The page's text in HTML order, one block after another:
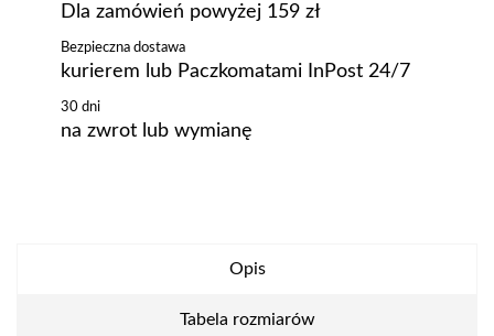
Dla zamówień powyżej 159 zł
Bezpieczna dostawa
kurierem lub Paczkomatami InPost 24/7
30 dni
na zwrot lub wymianę
Opis
Tabela rozmiarów